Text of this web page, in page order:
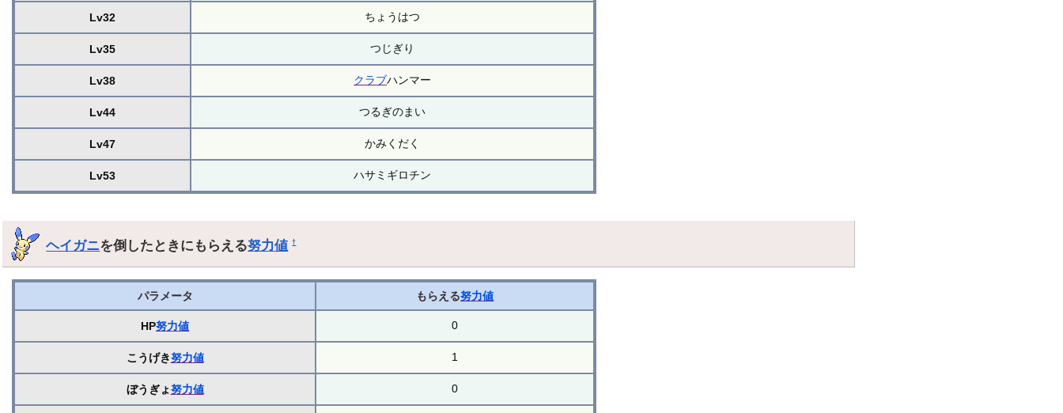
Lv32 ちょうはつ
Lv35 つじぎり
Lv38 クラブハンマー
Lv44 つるぎのまい
Lv47 かみくだく
Lv53 ハサミギロチン
ヘイガニを倒したときにもらえる努力値 †
パラメータ もらえる努力値
HP努力値 0
こうげき努力値 1
ぼうぎょ努力値 0